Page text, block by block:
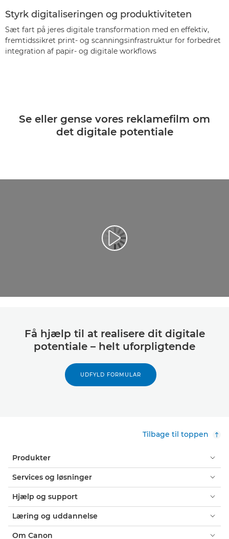
Styrk digitaliseringen og produktiviteten
Sæt fart på jeres digitale transformation med en effektiv,
fremtidssikret print- og scanningsinfrastruktur for forbedret
integration af papir- og digitale workflows
Se eller gense vores reklamefilm om
det digitale potentiale
Afspil video
Få hjælp til at realisere dit digitale
potentiale – helt uforpligtende
UDFYLD FORMULAR
Tilbage til toppen
Produkter
Services og løsninger
Hjælp og support
Læring og uddannelse
Om Canon